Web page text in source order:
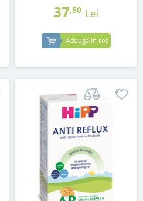
37,50 Lei
Adauga in cos